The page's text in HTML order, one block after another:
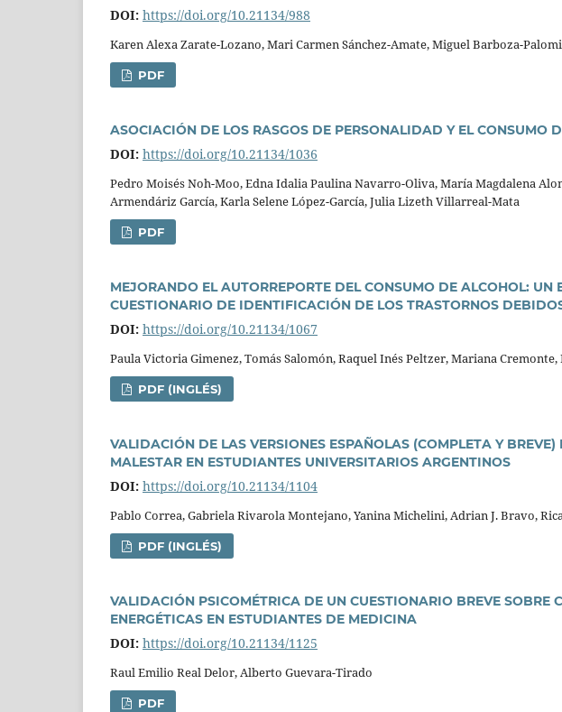
DOI: https://doi.org/10.21134/988
Karen Alexa Zarate-Lozano, Mari Carmen Sánchez-Amate, Miguel Barboza-
PDF
ASOCIACIÓN DE LOS RASGOS DE PERSONALIDAD Y EL CONSUMO
DOI: https://doi.org/10.21134/1036
Pedro Moisés Noh-Moo, Edna Idalia Paulina Navarro-Oliva, Marí­a Magdalena
Armendáriz Garcí­a, Karla Selene López-Garcí­a, Julia Lizeth Villarreal-Mata
PDF
MEJORANDO EL AUTORREPORTE DEL CONSUMO DE ALCOHOL: UN
CUESTIONARIO DE IDENTIFICACIÓN DE LOS TRASTORNOS
DOI: https://doi.org/10.21134/1067
Paula Victoria Gimenez, Tomás Salomón, Raquel Inés Peltzer, Mariana Cremonte,
PDF (INGLÉS)
VALIDACIÓN DE LAS VERSIONES ESPAÑOLAS (COMPLETA Y
MALESTAR EN ESTUDIANTES UNIVERSITARIOS ARGENTINOS
DOI: https://doi.org/10.21134/1104
Pablo Correa, Gabriela Rivarola Montejano, Yanina Michelini, Adrian J. Bravo,
PDF (INGLÉS)
VALIDACIÓN PSICOMÉTRICA DE UN CUESTIONARIO BREVE SOBRE
ENERGÉTICAS EN ESTUDIANTES DE MEDICINA
DOI: https://doi.org/10.21134/1125
Raul Emilio Real Delor, Alberto Guevara-Tirado
PDF